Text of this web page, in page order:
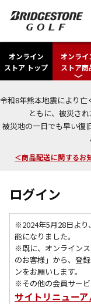
オンライン
ストア トップ
オンライ
ストア商
令和8年熊本地震により
ともに、被災さ
被災地の一日でも早い復
今なら新規会員登録
＜商品配送に関するお
ログイン
※2024年5月28日より
能になりました。
※既に、 オンライン
のお客様」から、登
ンをお願いします。
※その他の会員サービ
サイトリニュー